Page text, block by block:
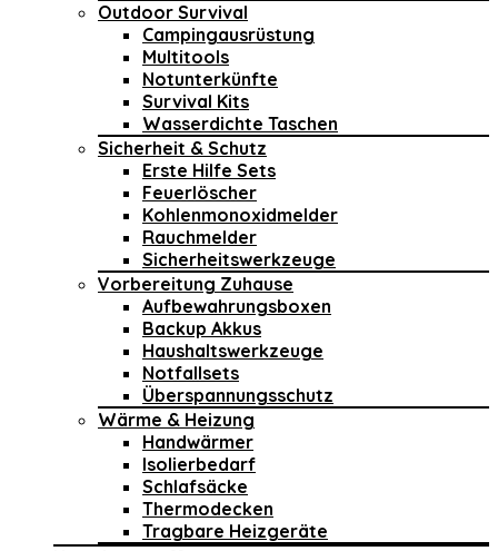
Outdoor Survival
Campingausrüstung
Multitools
Notunterkünfte
Survival Kits
Wasserdichte Taschen
Sicherheit & Schutz
Erste Hilfe Sets
Feuerlöscher
Kohlenmonoxidmelder
Rauchmelder
Sicherheitswerkzeuge
Vorbereitung Zuhause
Aufbewahrungsboxen
Backup Akkus
Haushaltswerkzeuge
Notfallsets
Überspannungsschutz
Wärme & Heizung
Handwärmer
Isolierbedarf
Schlafsäcke
Thermodecken
Tragbare Heizgeräte